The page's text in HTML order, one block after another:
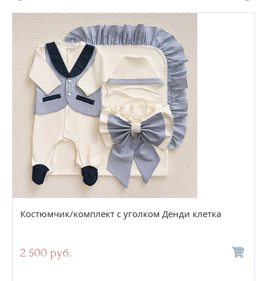
Костюмчик/комплект с уголком Денди клетка
2 500 руб.